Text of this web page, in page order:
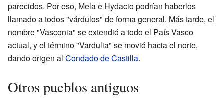
parecidos. Por eso, Mela e Hydacio podrían haberlos
llamado a todos "várdulos" de forma general. Más tarde, el
nombre "Vasconia" se extendió a todo el País Vasco
actual, y el término "Vardulia" se movió hacia el norte,
dando origen al Condado de Castilla.
Otros pueblos antiguos